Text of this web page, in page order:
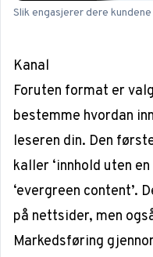
Slik engasjerer dere
Kanal
Foruten format er
bestemme hvordan
leseren din. Den
kaller ‘innhold uten
‘evergreen content’.
på nettsider, men
Markedsføring